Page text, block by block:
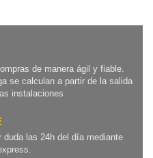
de manera ágil y fiable.
se calculan a partir de la salida
instalaciones
duda las 24h del día mediante